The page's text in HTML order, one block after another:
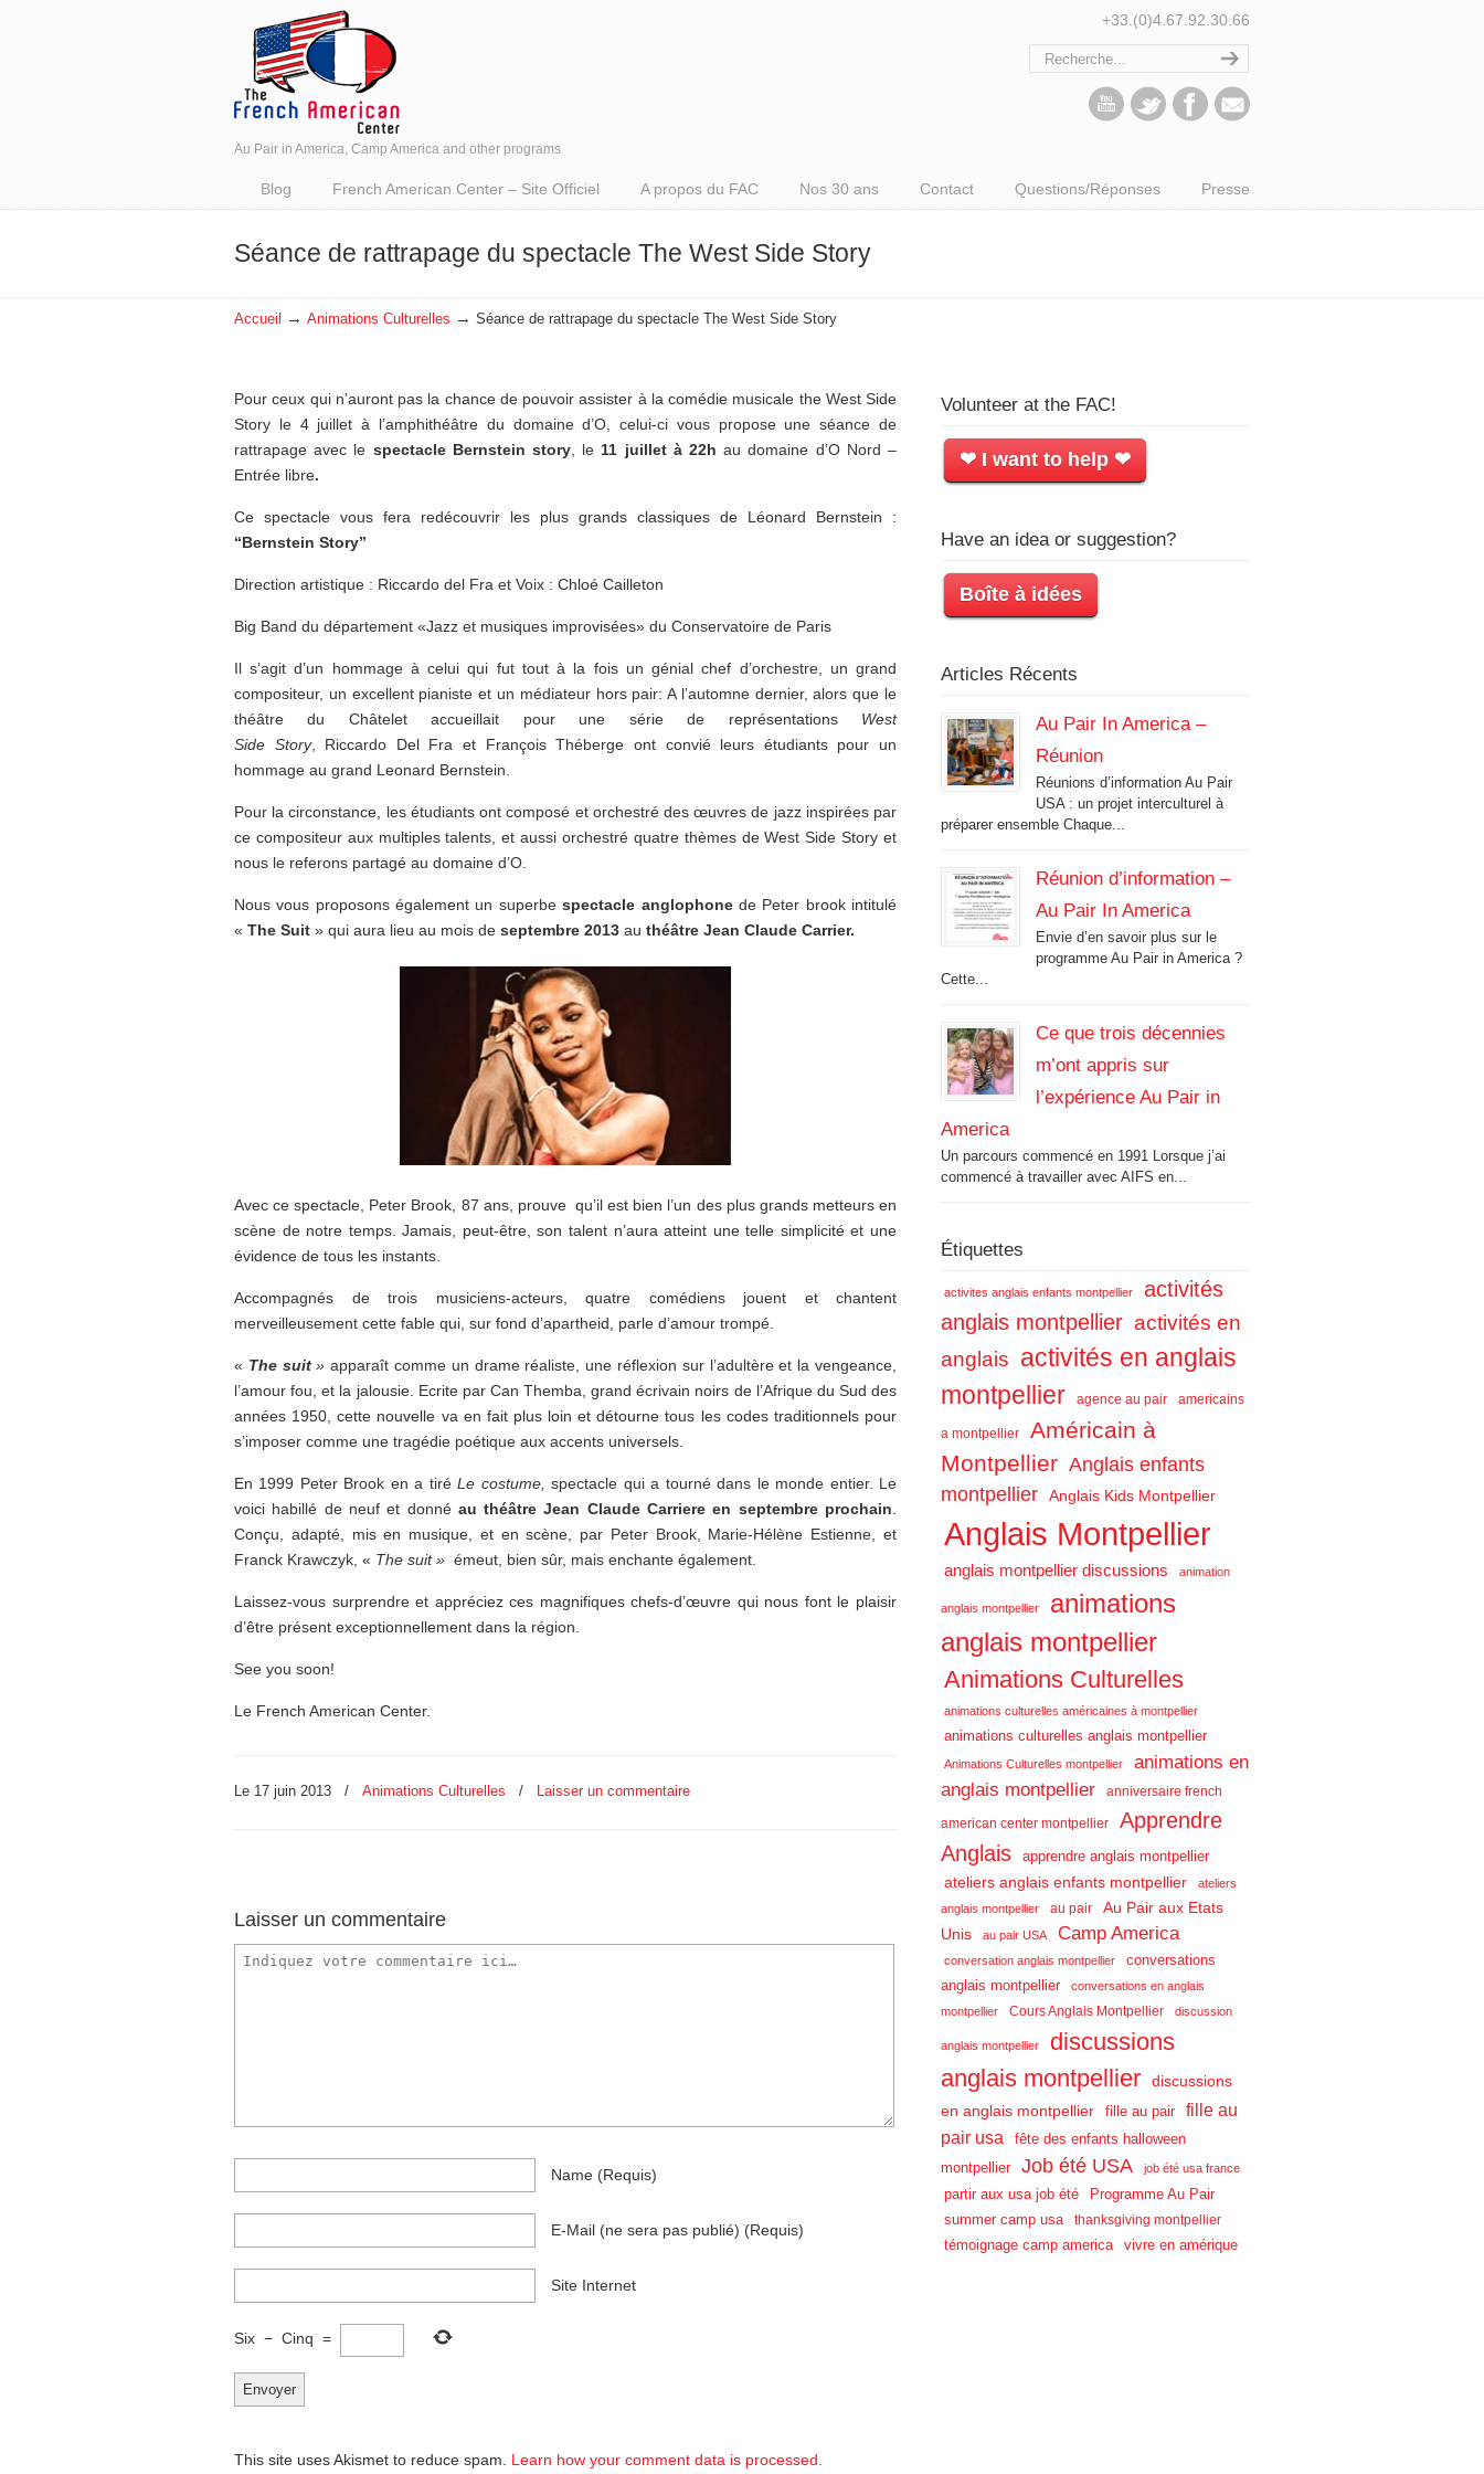
Au Pair in America, Camp America and other programs
+33.(0)4.67.92.30.66
Blog French American Center – Site Officiel A propos du FAC Nos 30 ans Contact Questions/Réponses Presse
Séance de rattrapage du spectacle The West Side Story
Accueil → Animations Culturelles → Séance de rattrapage du spectacle The West Side Story
Pour ceux qui n’auront pas la chance de pouvoir assister à la comédie musicale the West Side
Story le 4 juillet à l’amphithéâtre du domaine d’O, celui-ci vous propose une séance de
rattrapage avec le spectacle Bernstein story , le 11 juillet à 22h au domaine d’O Nord –
Entrée libre.
Ce spectacle vous fera redécouvrir les plus grands classiques de Léonard Bernstein :
“Bernstein Story”
Direction artistique : Riccardo del Fra et Voix : Chloé Cailleton
Big Band du département «Jazz et musiques improvisées» du Conservatoire de Paris
Il s’agit d’un hommage à celui qui fut tout à la fois un génial chef d’orchestre, un grand
compositeur, un excellent pianiste et un médiateur hors pair: A l’automne dernier, alors que le
théâtre du Châtelet accueillait pour une série de représentations West
Side Story, Riccardo Del Fra et François Théberge ont convié leurs étudiants pour un
hommage au grand Leonard Bernstein.
Pour la circonstance, les étudiants ont composé et orchestré des œuvres de jazz inspirées par
ce compositeur aux multiples talents, et aussi orchestré quatre thèmes de West Side Story et
nous le referons partagé au domaine d’O.
Nous vous proposons également un superbespectacle anglophonede Peter brook intitulé
« The Suit » qui aura lieu au mois de septembre 2013 au théâtre Jean Claude Carrier.
Avec ce spectacle, Peter Brook, 87 ans, prouve qu’il est bien l’un des plus grands metteurs en
scène de notre temps. Jamais, peut-être, son talent n’aura atteint une telle simplicité et une
évidence de tous les instants.
Accompagnés de trois musiciens-acteurs, quatre comédiens jouent et chantent
merveilleusement cette fable qui, sur fond d’apartheid, parle d’amour trompé.
« The suit» apparaît comme un drame réaliste, une réflexion sur l’adultère et la vengeance,
l’amour fou, et la jalousie. Ecrite par Can Themba, grand écrivain noirs de l’Afrique du Sud des
années 1950, cette nouvelle va en fait plus loin et détourne tous les codes traditionnels pour
s’imposer comme une tragédie poétique aux accents universels.
En 1999 Peter Brook en a tiréLe costume,spectacle qui a tourné dans le monde entier. Le
voici habillé de neuf et donné au théâtre Jean Claude Carriere en septembre prochain
Conçu, adapté, mis en musique, et en scène, par Peter Brook, Marie-Hélène Estienne, et
Franck Krawczyk, « The suit » émeut, bien sûr, mais enchante également.
Laissez-vous surprendre et appréciez ces magnifiques chefs-d’œuvre qui nous font le plaisir
d’être présent exceptionnellement dans la région.
See you soon!
Le French American Center.
Le 17 juin 2013 / Animations Culturelles / Laisser un commentaire
Laisser un commentaire
Name (requis)
E-Mail (ne sera pas publié) (requis)
Site Internet
Six − Cinq =
This site uses Akismet to reduce spam. Learn how your comment data is processed.
Volunteer at the FAC!
❤ I want to help ❤
Have an idea or suggestion?
Boîte à idées
Articles Récents
Au Pair In America –
Réunion
Réunions d’information Au Pair
USA : un projet interculturel à
préparer ensemble Chaque...
Réunion d’information –
Au Pair In America
Envie d’en savoir plus sur le
programme Au Pair in America ?
Cette...
Ce que trois décennies
m’ont appris sur
l’expérience Au Pair in
America
Un parcours commencé en 1991 Lorsque j’ai
commencé à travailler avec AIFS en...
Étiquettes
activites anglais enfants montpellier
activités
anglais montpellier activités en
anglais activités en anglais
montpellier
agence au pair americains
a montpellier
Américain à
Montpellier Anglais enfants
montpellier
Anglais Kids Montpellier
Anglais Montpellier
anglais montpellier discussions animation
anglais montpellier
animations
anglais montpellier
Animations Culturelles
animations culturelles américaines à montpellier
animations culturelles anglais montpellier
Animations Culturelles montpellier
animations en
anglais montpellier
anniversaire french
american center montpellier
Apprendre
Anglais
apprendre anglais montpellier
ateliers anglais enfants montpellier
ateliers
anglais montpellier
au pair
Au Pair aux Etats
Unis
au pair USA Camp America
conversation anglais montpellier
conversations
anglais montpellier
conversations en anglais
montpellier
Cours Anglais Montpellier discussion
anglais montpellier
discussions
anglais montpellier
discussions
en anglais montpellier
fille au pair
fille au
pair usa
fête des enfants halloween
montpellier
Job été USA job été usa france
partir aux usa job été
Programme Au Pair
summer camp usa
thanksgiving montpellier
témoignage camp america vivre en amérique